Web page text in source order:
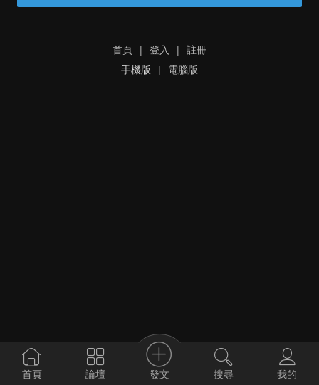
首頁 | 登入 |
註冊
手機版
| 電腦版
首頁 論壇 發文 搜尋 我的